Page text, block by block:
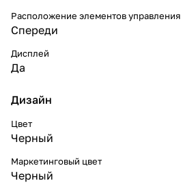
Расположение элементов управления
Спереди
Дисплей
Да
Дизайн
Цвет
Черный
Маркетинговый цвет
Черный